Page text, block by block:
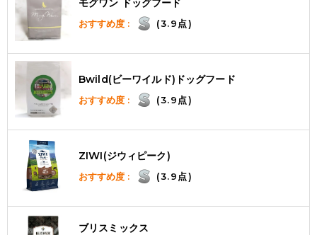
モグワン ドッグフード
おすすめ度 : (3.9点)
Bwild(ビーワイルド)ドッグフード
おすすめ度 : (3.9点)
ZIWI(ジウィピーク)
おすすめ度 : (3.9点)
ブリスミックス